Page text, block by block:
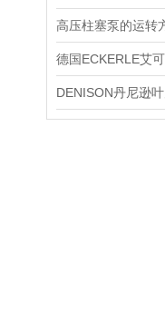
德国ECKERLE艾